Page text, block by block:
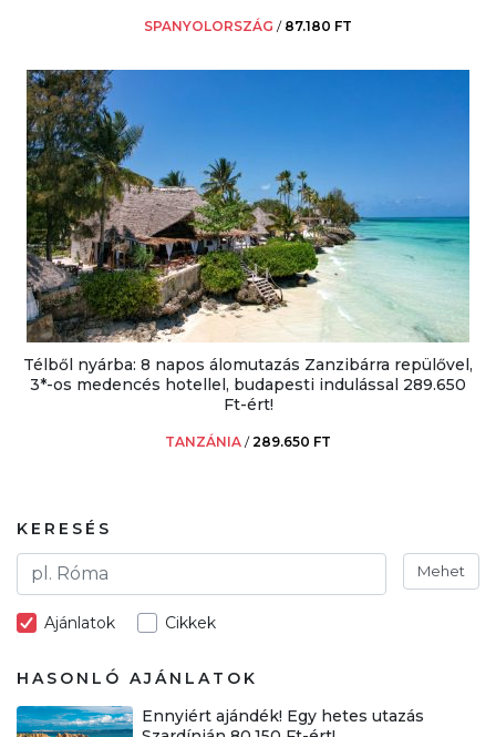
SPANYOLORSZÁG / 87.180 FT
Télből nyárba: 8 napos álomutazás Zanzibárra repülővel,
3*-os medencés hotellel, budapesti indulással 289.650
Ft-ért!
TANZÁNIA /289.650 FT
KERESÉS
Mehet
Ajánlatok Cikkek
HASONLÓ AJÁNLATOK
Ennyiért ajándék! Egy hetes utazás